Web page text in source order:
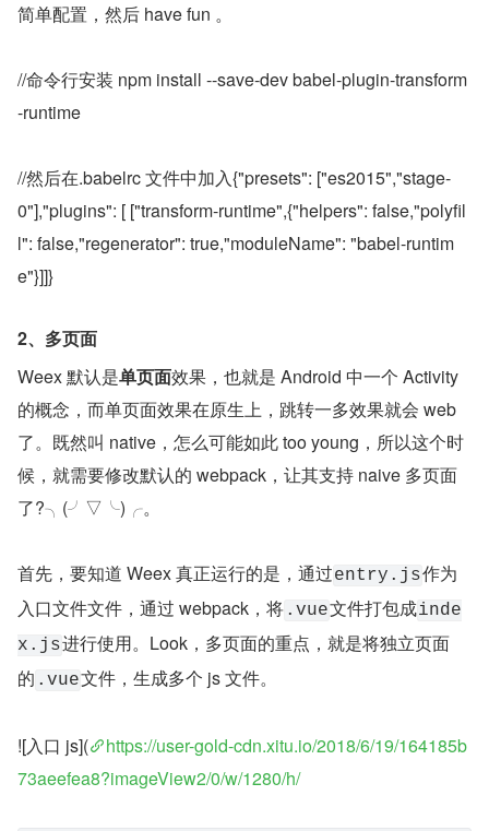
简单配置，然后 have fun 。
//命令行安装 npm install --save-dev babel-plugin-transform
-runtime
//然后在.babelrc 文件中加入{"presets": ["es2015","stage-
0"],"plugins": [ ["transform-runtime",{"helpers": false,"polyfil
l": false,"regenerator": true,"moduleName": "babel-runtim
e"}]]}
2、多页面
Weex 默认是单页面效果，也就是 Android 中一个 Activity
的概念，而单页面效果在原生上，跳转一多效果就会 web
了。既然叫 native，怎么可能如此 too young，所以这个时
候，就需要修改默认的 webpack，让其支持 naive 多页面
了?╮(╯▽╰)╭。
首先，要知道 Weex 真正运行的是，通过entry.js作为
入口文件文件，通过 webpack，将 .vue文件打包成inde
x.js进行使用。Look，多页面的重点，就是将独立页面
的 .vue文件，生成多个 js 文件。
![入口 js](
https://user-gold-cdn.xitu.io/2018/6/19/164185b
73aeefea8?imageView2/0/w/1280/h/